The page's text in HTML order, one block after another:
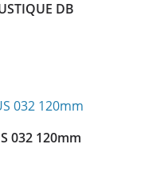
DB
032 120mm